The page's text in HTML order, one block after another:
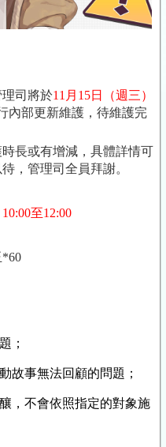
司將於11月15日
（週三）
內部更新維護，待維護完
長或有增減，具體詳情可
，管理司全員拜謝。
10:00至12:00
*60
；
故事無法回顧的問題；
，不會依照指定的對象施